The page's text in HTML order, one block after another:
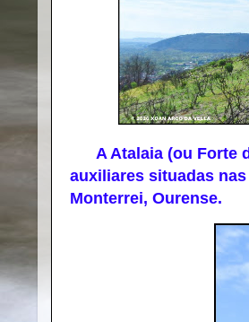
A Atalaia (ou Forte
auxiliares situadas
Monterrei, Ourense.